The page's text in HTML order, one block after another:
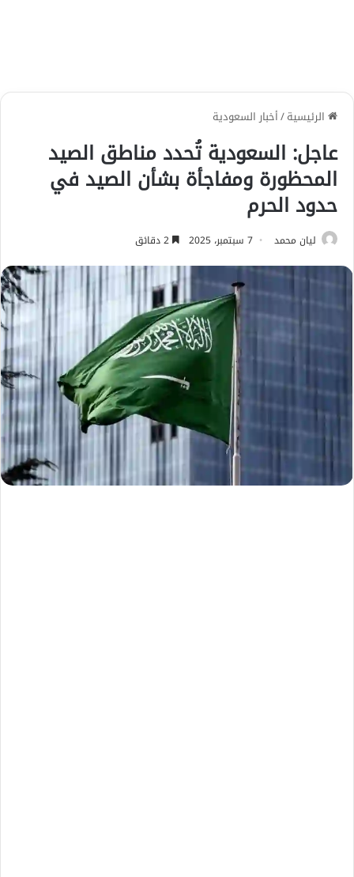
الرئيسية/أخبار السعودية
عاجل: السعودية تُحدد مناطق الصيد
المحظورة ومفاجأة بشأن الصيد في
حدود الحرم
ليان محمد 7 سبتمبر، 2025